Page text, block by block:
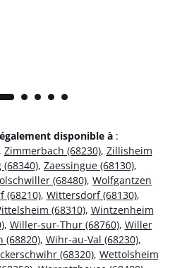
disponible à :
Zimmerbach (68230), Zillisheim
, Zaessingue (68130),
(68480), Wolfgantzen
(68210), Wittersdorf (68130),
(68310), Wintzenheim
, Willer-sur-Thur (68760), Willer
(68820), Wihr-au-Val (68230),
(68320), Wettolsheim